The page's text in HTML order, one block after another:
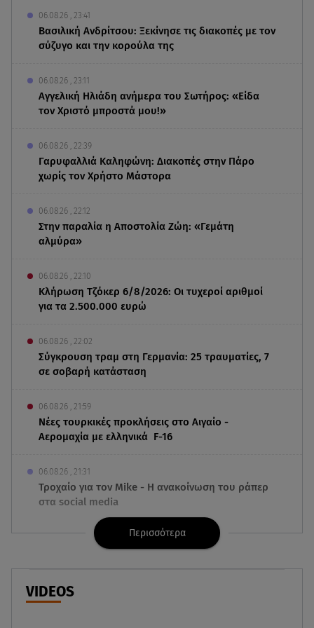
06.08.26 , 23:41
Βασιλική Ανδρίτσου: Ξεκίνησε τις διακοπές με τον
σύζυγο και την κορούλα της
06.08.26 , 23:11
Αγγελική Ηλιάδη ανήμερα του Σωτήρος: «Είδα
τον Χριστό μπροστά μου!»
06.08.26 , 22:39
Γαρυφαλλιά Καληφώνη: Διακοπές στην Πάρο
χωρίς τον Χρήστο Μάστορα
06.08.26 , 22:12
Στην παραλία η Αποστολία Ζώη: «Γεμάτη
αλμύρα»
06.08.26 , 22:10
Κλήρωση Τζόκερ 6/8/2026: Οι τυχεροί αριθμοί
για τα 2.500.000 ευρώ
06.08.26 , 22:02
Σύγκρουση τραμ στη Γερμανία: 25 τραυματίες, 7
σε σοβαρή κατάσταση
06.08.26 , 21:59
Νέες τουρκικές προκλήσεις στο Αιγαίο -
Αερομαχία με ελληνικά F-16
06.08.26 , 21:31
Τροχαίο για τον Mike - Η ανακοίνωση του ράπερ
στα social media
06.08.26 , 21:22
Ισραήλ - Κύπρος - Κρήτη: Το μεγαλύτερο
υποθαλάσσιο καλώδιο στον κόσμο
06.08.26 , 21:07
Περισσότερα
VIDEOS